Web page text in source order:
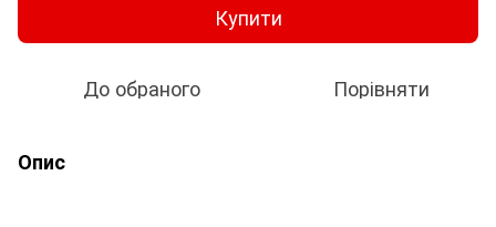
Купити
До обраного Порівняти
Опис